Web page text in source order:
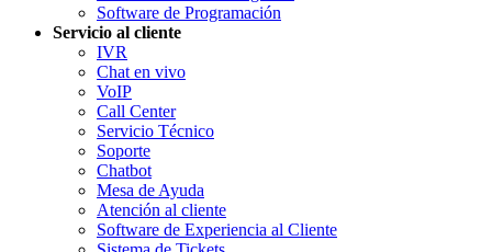
Software de Programación
Servicio al cliente
IVR
Chat en vivo
VoIP
Call Center
Servicio Técnico
Soporte
Chatbot
Mesa de Ayuda
Atención al cliente
Software de Experiencia al Cliente